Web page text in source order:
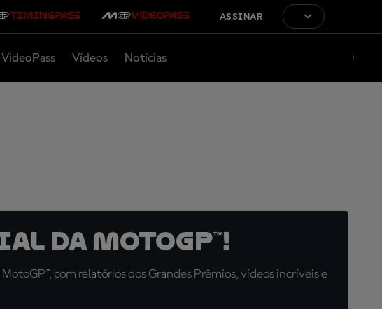
ASSINAR
VideoPass Vídeos Notícias
da MotoGP™!
com relatórios dos Grandes Prêmios, vídeos incríveis e